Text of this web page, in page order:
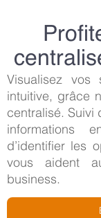
Visualisez vos
intuitive, grâce
centralisé.
informations
d’identifier les
vous aident
business.